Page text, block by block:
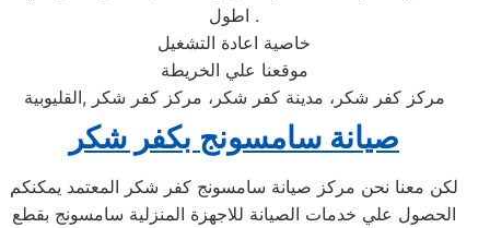
اطول .
خاصية اعادة التشغيل
موقعنا علي الخريطة
مركز كفر شكر، مدينة كفر شكر، مركز كفر شكر ,القليوبية
صيانة سامسونج بكفر شكر
لكن معنا نحن مركز صيانة سامسونج كفر شكر المعتمد يمكنكم
الحصول علي خدمات الصيانة للاجهزة المنزلية سامسونج بقطع